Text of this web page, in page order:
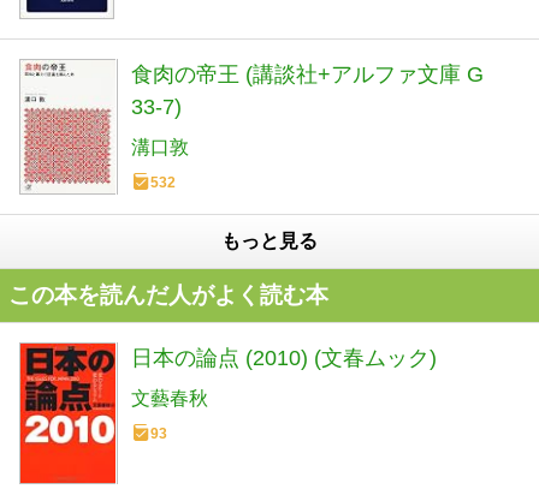
食肉の帝王 (講談社+アルファ文庫 G
33-7)
溝口敦
532
もっと見る
この本を読んだ人がよく読む本
日本の論点 (2010) (文春ムック)
文藝春秋
93